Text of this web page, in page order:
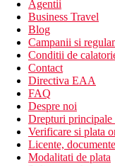
Agentii
Business Travel
Blog
Campanii si
Conditii de
Contact
Directiva EAA
FAQ
Despre noi
Drepturi
Verificare si plata
Licente,
Modalitati de plata